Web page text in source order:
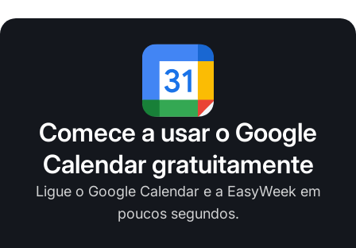
Comece a usar o Google
Calendar gratuitamente
Ligue o Google Calendar e a EasyWeek em
poucos segundos.